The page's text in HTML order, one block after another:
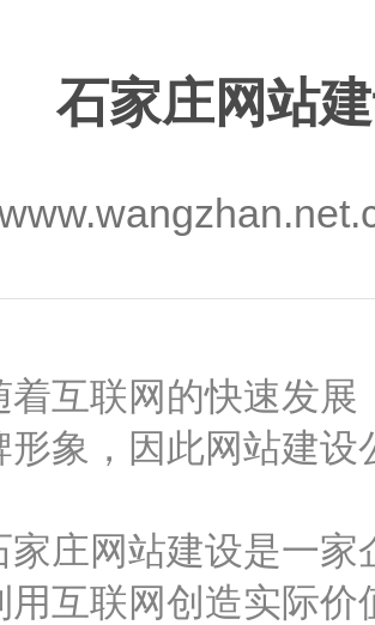
石家庄网站
联网的快速发展
形象，因此网站建设
网站建设是一家
用互联网创造实际